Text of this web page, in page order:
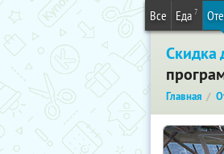
Все Еда 7
Скидка
Главная